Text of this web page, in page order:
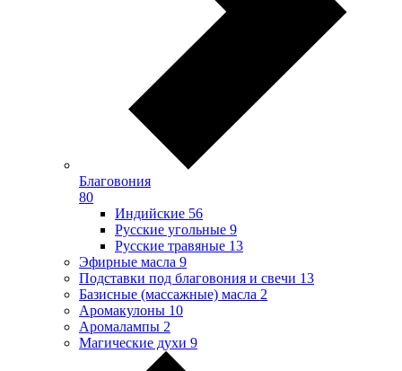
Благовония
80
Индийские 56
Русские угольные 9
Русские травяные 13
Эфирные масла 9
Подставки под благовония и свечи 13
Базисные (массажные) масла 2
Аромакулоны 10
Аромалампы 2
Магические духи 9